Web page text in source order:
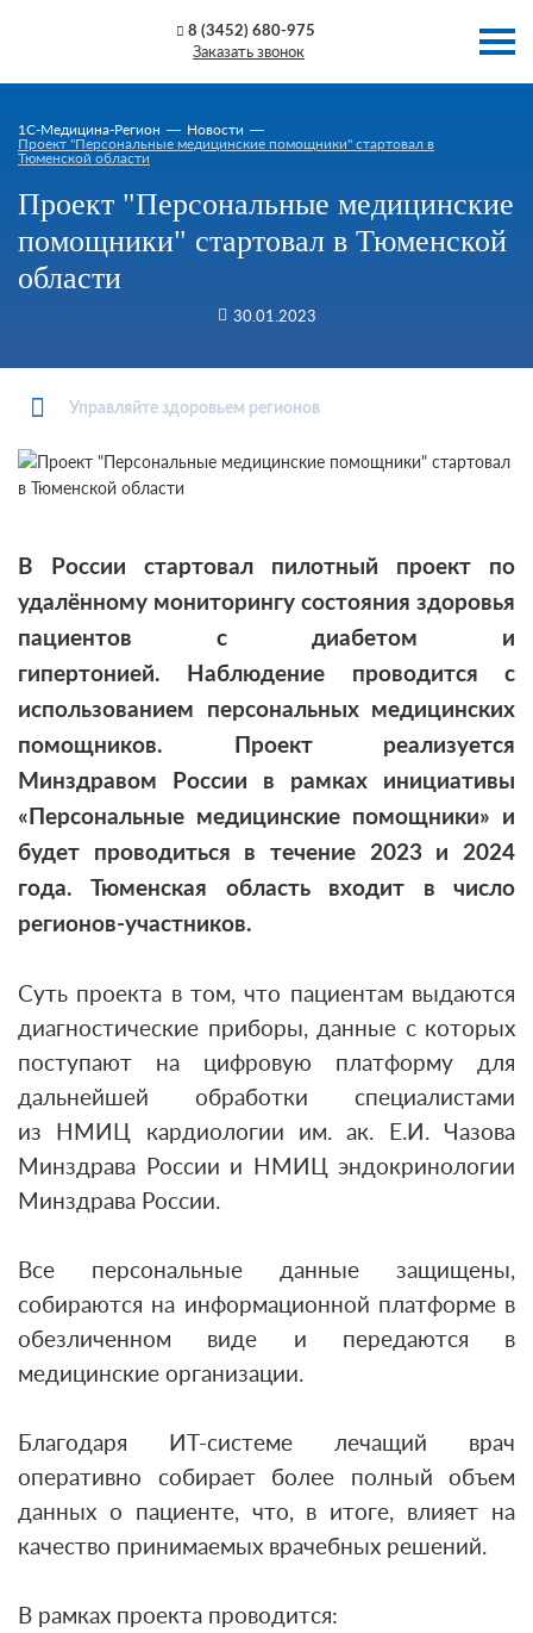
Заказать звонок
8 (3452) 680-975
1C-Медицина-Регион
Новости
Проект "Персональные медицинские помощники" стартовал в
Тюменской области
Проект "Персональные медицинские
помощники" стартовал в Тюменской
области
30.01.2023
Управляйте здоровьем регионов
В России стартовал пилотный проект по
удалённому мониторингу состояния здоровья
пациентов с диабетом и
гипертонией. Наблюдение проводится с
использованием персональных медицинских
помощников. Проект реализуется
Минздравом России в рамках инициативы
«Персональные медицинские помощники» и
будет проводиться в течение 2023 и 2024
года. Тюменская область входит в число
регионов-участников.
Суть проекта в том, что пациентам выдаются
диагностические приборы, данные с которых
поступают на цифровую платформу для
дальнейшей обработки специалистами
из НМИЦ кардиологии им. ак. Е.И. Чазова
Минздрава России и НМИЦ эндокринологии
Минздрава России.
Все персональные данные защищены,
собираются на информационной платформе в
обезличенном виде и передаются в
медицинские организации.
Благодаря ИТ-системе лечащий врач
оперативно собирает более полный объем
данных о пациенте, что, в итоге, влияет на
качество принимаемых врачебных решений.
В рамках проекта проводится: